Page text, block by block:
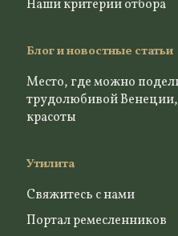
Наши критерии отбора
Блог и новостные статьи
Место, где можно
трудолюбивой
красоты
Утилита
Свяжитесь с нами
Портал ремесленников